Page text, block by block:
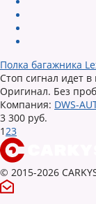
Полка багажника
Стоп сигнал идет в
Оригинал. Без
Компания: DWS-
3 300 руб.
1 23
© 2015-2026